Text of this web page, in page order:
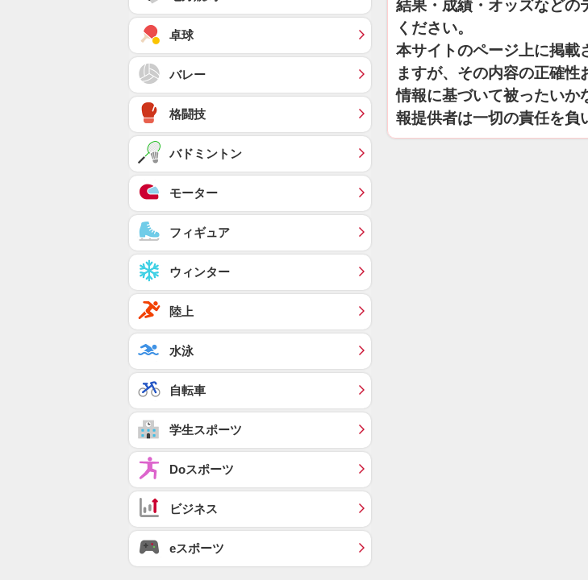
結果・成績・オッズなどの
ください。
本サイトのページ上に掲載
ますが、その内容の正確
情報に基づいて被ったいか
報提供者は一切の責任を負
卓球
バレー
格闘技
バドミントン
モーター
フィギュア
ウィンター
陸上
水泳
自転車
学生スポーツ
Doスポーツ
ビジネス
eスポーツ